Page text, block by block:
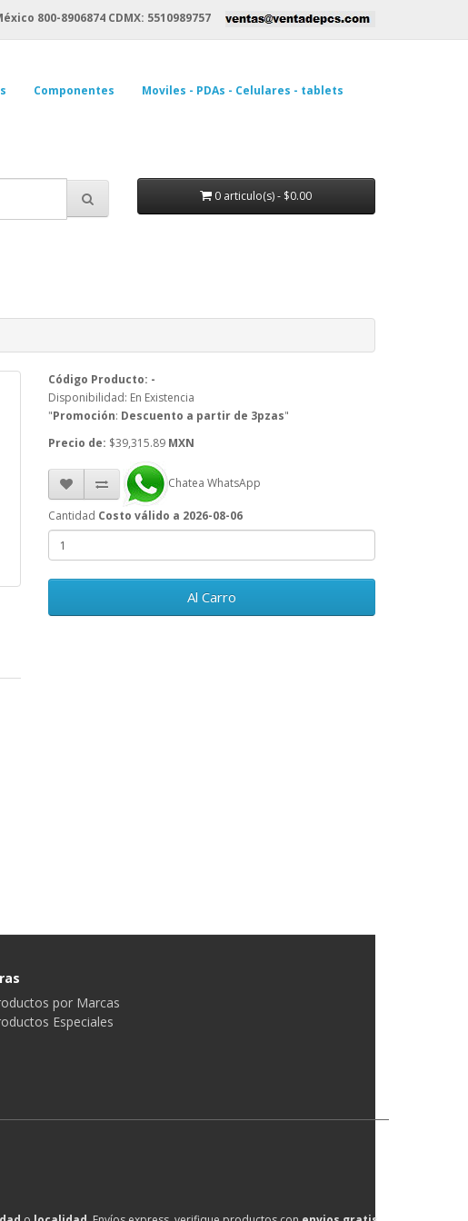
800-8906874 CDMX: 5510989757
Componentes Moviles - PDAs - Celulares - tablets
0 articulo(s) - $0.00
Código Producto: -
Disponibilidad: En Existencia
"Promoción: Descuento a partir de 3pzas"
Precio de: $39,315.89 MXN
Chatea WhatsApp
Cantidad Costo válido a 2026-08-06
Al Carro
por Marcas
Especiales